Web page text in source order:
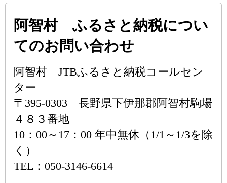
阿智村 ふるさと納税につい
てのお問い合わせ
阿智村 JTBふるさと納税コールセン
ター
〒395-0303 長野県下伊那郡阿智村駒場
４８３番地
10：00～17：00 年中無休（1/1～1/3を除
く）
TEL：050-3146-6614